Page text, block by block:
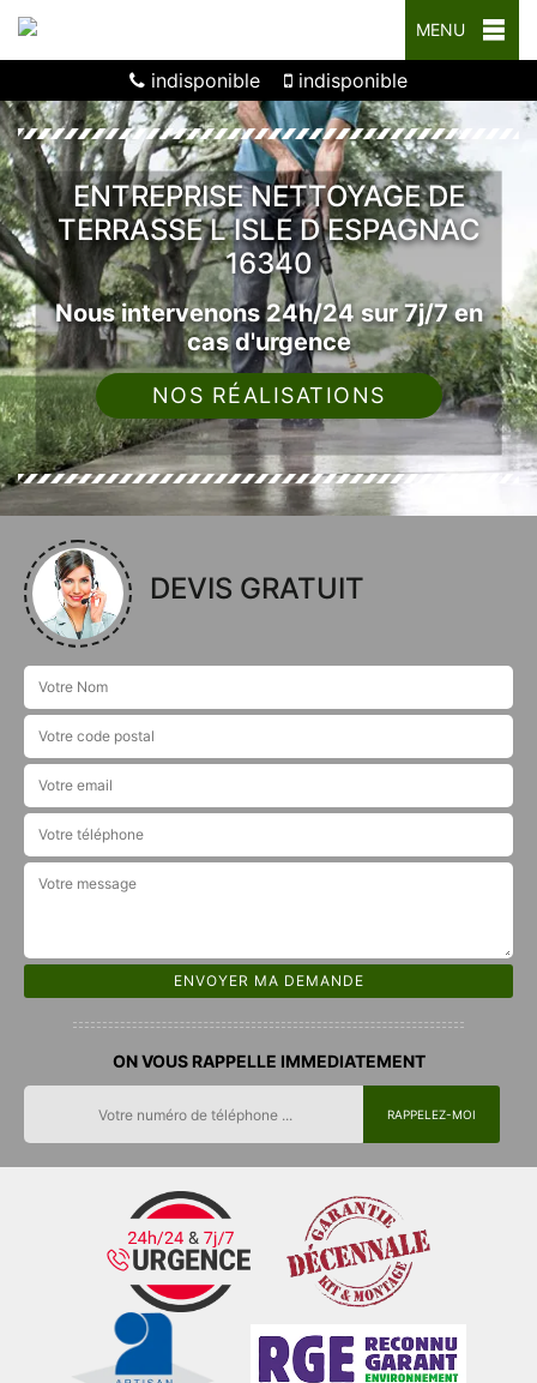
MENU
indisponible indisponible
ENTREPRISE NETTOYAGE DE
TERRASSE L ISLE D ESPAGNAC
16340
Nous intervenons 24h/24 sur 7j/7 en
cas d'urgence
NOS RÉALISATIONS
DEVIS GRATUIT
ON VOUS RAPPELLE IMMEDIATEMENT